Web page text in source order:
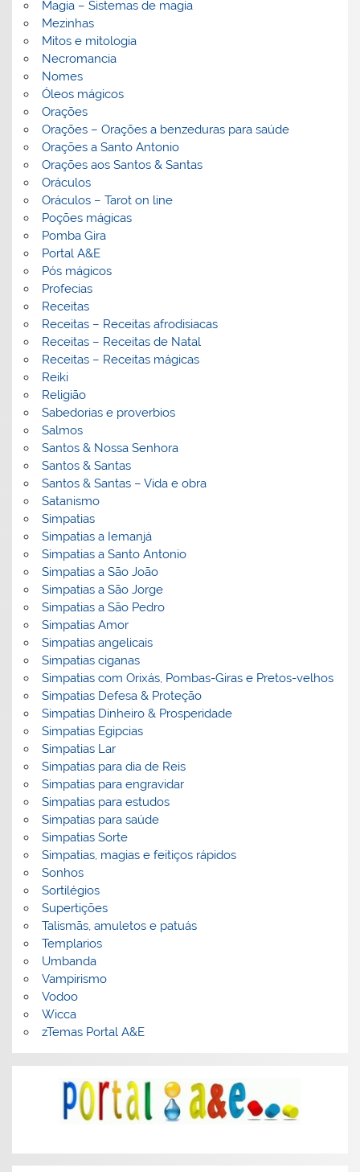
Magia – Sistemas de magia
Mezinhas
Mitos e mitologia
Necromancia
Nomes
Óleos mágicos
Orações
Orações – Orações a benzeduras para saúde
Orações a Santo Antonio
Orações aos Santos & Santas
Oráculos
Oráculos – Tarot on line
Poções mágicas
Pomba Gira
Portal A&E
Pós mágicos
Profecias
Receitas
Receitas – Receitas afrodisiacas
Receitas – Receitas de Natal
Receitas – Receitas mágicas
Reiki
Religião
Sabedorias e proverbios
Salmos
Santos & Nossa Senhora
Santos & Santas
Santos & Santas – Vida e obra
Satanismo
Simpatias
Simpatias a Iemanjá
Simpatias a Santo Antonio
Simpatias a São João
Simpatias a São Jorge
Simpatias a São Pedro
Simpatias Amor
Simpatias angelicais
Simpatias ciganas
Simpatias com Orixás, Pombas-Giras e Pretos-velhos
Simpatias Defesa & Proteção
Simpatias Dinheiro & Prosperidade
Simpatias Egipcias
Simpatias Lar
Simpatias para dia de Reis
Simpatias para engravidar
Simpatias para estudos
Simpatias para saúde
Simpatias Sorte
Simpatias, magias e feitiços rápidos
Sonhos
Sortilégios
Supertições
Talismãs, amuletos e patuás
Templarios
Umbanda
Vampirismo
Vodoo
Wicca
zTemas Portal A&E